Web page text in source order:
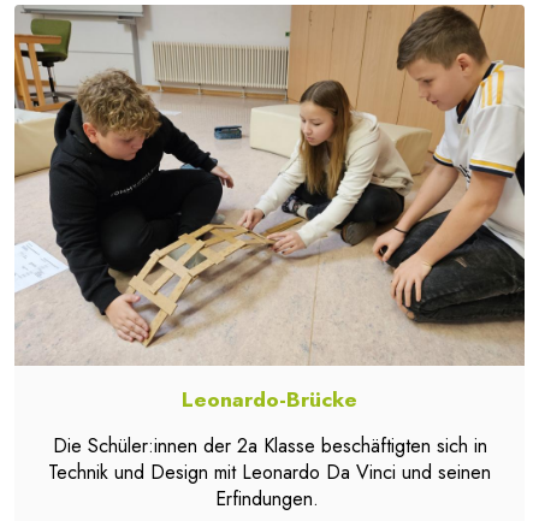
Leonardo-Brücke
Die Schüler:innen der 2a Klasse beschäftigten sich in
Technik und Design mit Leonardo Da Vinci und seinen
Erfindungen.